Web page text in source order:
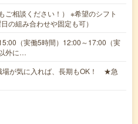
ご相談ください！） ※希望のシフト
の組み合わせや固定も可）
（実働5時間）12:00～17:00（実
外に…
が気に入れば、長期もOK！ ★急